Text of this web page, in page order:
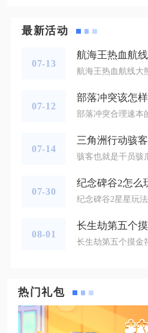
最新活动
07-13
航海王热血航
07-12
部落冲突该怎
07-14
三角洲行动骇
07-30
纪念碑谷2怎么
08-01
长生劫第五个
热门礼包